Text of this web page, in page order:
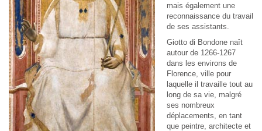
mais également une
reconnaissance du travail
de ses assistants.
Giotto di Bondone naît
autour de 1266-1267
dans les environs de
Florence, ville pour
laquelle il travaille tout au
long de sa vie, malgré
ses nombreux
déplacements, en tant
que peintre, architecte et